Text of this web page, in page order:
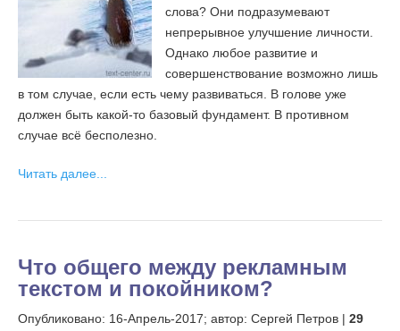
слова? Они подразумевают
непрерывное улучшение личности.
Однако любое развитие и
совершенствование возможно лишь
в том случае, если есть чему развиваться. В голове уже
должен быть какой-то базовый фундамент. В противном
случае всё бесполезно.
Читать далее...
Что общего между рекламным
текстом и покойником?
Опубликовано: 16-Апрель-2017; автор: Сергей Петров | 29